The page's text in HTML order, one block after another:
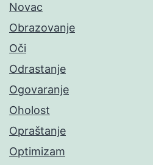
Novac
Obrazovanje
Oči
Odrastanje
Ogovaranje
Oholost
Opraštanje
Optimizam